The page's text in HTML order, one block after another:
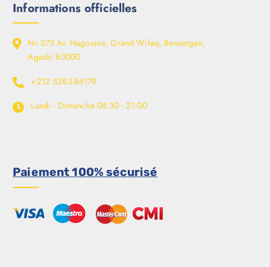
Informations officielles
Nr 373 Av. Hagounia, Grand Wifaq, Bensergao,
Agadir 80000
+212 5283-86179
Lundi - Dimanche 08:30 - 21:00
Paiement 100% sécurisé